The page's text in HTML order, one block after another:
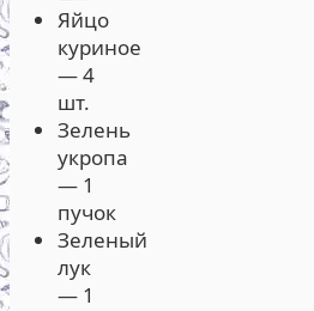
Яйцо
куриное
— 4
шт.
Зелень
укропа
— 1
пучок
Зеленый
лук
— 1